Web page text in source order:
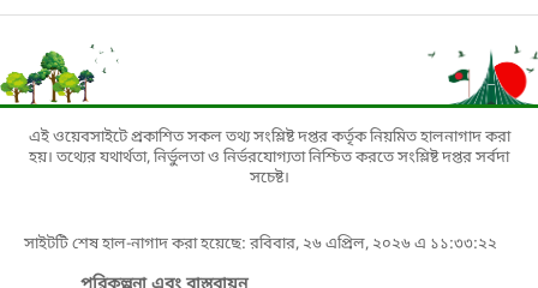
এই ওয়েবসাইটে প্রকাশিত সকল তথ্য সংশ্লিষ্ট দপ্তর কর্তৃক নিয়মিত হালনাগাদ করা
হয়। তথ্যের যথার্থতা, নির্ভুলতা ও নির্ভরযোগ্যতা নিশ্চিত করতে সংশ্লিষ্ট দপ্তর সর্বদা
সচেষ্ট।
সাইটটি শেষ হাল-নাগাদ করা হয়েছে: রবিবার, ২৬ এপ্রিল, ২০২৬ এ ১১:৩৩:২২